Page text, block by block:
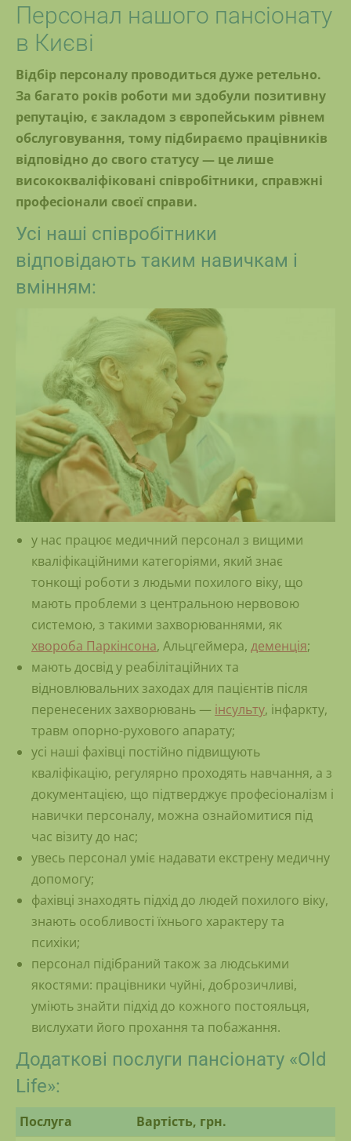
Персонал нашого пансіонату
в Києві
Відбір персоналу проводиться дуже ретельно.
За багато років роботи ми здобули позитивну
репутацію, є закладом з європейським рівнем
обслуговування, тому підбираємо працівників
відповідно до свого статусу — це лише
висококваліфіковані співробітники, справжні
професіонали своєї справи.
Усі наші співробітники
відповідають таким навичкам і
вмінням:
у нас працює медичний персонал з вищими
кваліфікаційними категоріями, який знає
тонкощі роботи з людьми похилого віку, що
мають проблеми з центральною нервовою
системою, з такими захворюваннями, як
хвороба Паркінсона, Альцгеймера, деменція;
мають досвід у реабілітаційних та
відновлювальних заходах для пацієнтів після
перенесених захворювань — інсульту, інфаркту,
травм опорно-рухового апарату;
усі наші фахівці постійно підвищують
кваліфікацію, регулярно проходять навчання, а з
документацією, що підтверджує професіоналізм і
навички персоналу, можна ознайомитися під
час візиту до нас;
увесь персонал уміє надавати екстрену медичну
допомогу;
фахівці знаходять підхід до людей похилого віку,
знають особливості їхнього характеру та
психіки;
персонал підібраний також за людськими
якостями: працівники чуйні, доброзичливі,
уміють знайти підхід до кожного постояльця,
вислухати його прохання та побажання.
Додаткові послуги пансіонату «Old
Life»:
Послуга
Вартість, грн.